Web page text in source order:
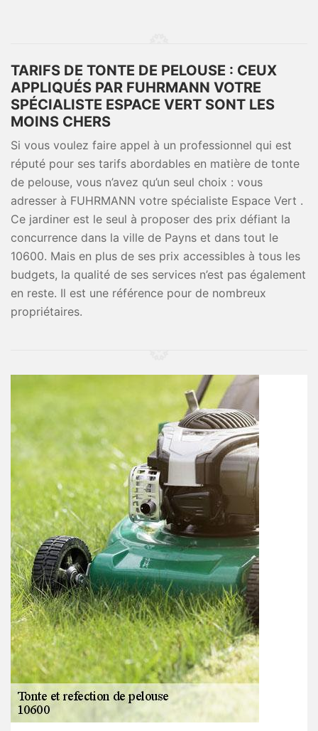
TARIFS DE TONTE DE PELOUSE : CEUX
APPLIQUÉS PAR FUHRMANN VOTRE
SPÉCIALISTE ESPACE VERT SONT LES
MOINS CHERS
Si vous voulez faire appel à un professionnel qui est
réputé pour ses tarifs abordables en matière de tonte
de pelouse, vous n’avez qu’un seul choix : vous
adresser à FUHRMANN votre spécialiste Espace Vert .
Ce jardiner est le seul à proposer des prix défiant la
concurrence dans la ville de Payns et dans tout le
10600. Mais en plus de ses prix accessibles à tous les
budgets, la qualité de ses services n’est pas également
en reste. Il est une référence pour de nombreux
propriétaires.